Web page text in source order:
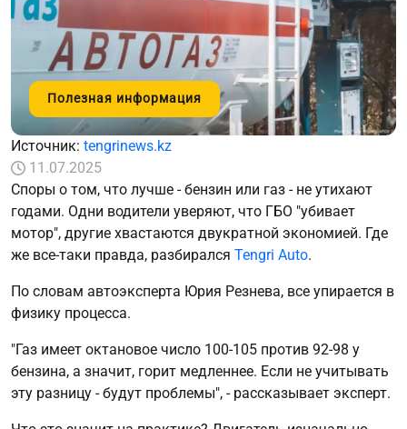
Полезная информация
Источник: tengrinews.kz
11.07.2025
Споры о том, что лучше - бензин или газ - не утихают
годами. Одни водители уверяют, что ГБО "убивает
мотор", другие хвастаются двукратной экономией. Где
же все-таки правда, разбирался Tengri Auto.
По словам автоэксперта Юрия Резнева, все упирается в
физику процесса.
"Газ имеет октановое число 100-105 против 92-98 у
бензина, а значит, горит медленнее. Если не учитывать
эту разницу - будут проблемы", - рассказывает эксперт.